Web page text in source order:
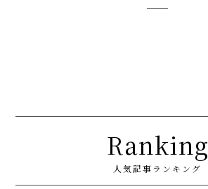
Ranking
人気記事ランキング